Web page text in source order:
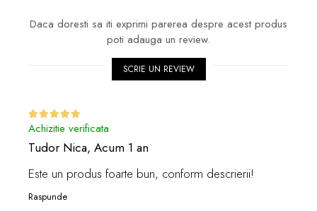
Daca doresti sa iti exprimi parerea despre acest produs
poti adauga un review.
SCRIE UN REVIEW
Achizitie verificata
Tudor Nica, Acum 1 an
Este un produs foarte bun, conform descrierii!
Raspunde